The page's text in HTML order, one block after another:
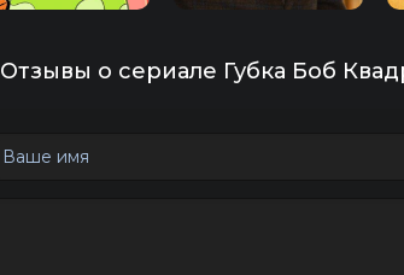
Отзывы о сериале Губка Боб